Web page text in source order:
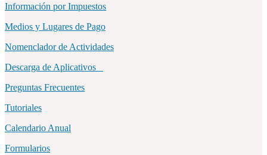
Información por Impuestos
Medios y Lugares de Pago
Nomenclador de Actividades
Descarga de Aplicativos
Preguntas Frecuentes
Tutoriales
Calendario Anual
Formularios